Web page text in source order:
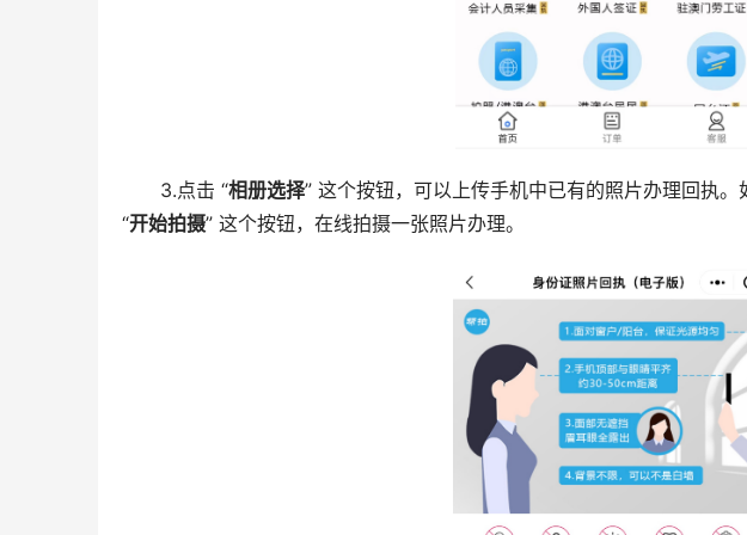
3.点击 “相册选择” 这个按钮，可以上传手机中已有的照片办理回执
“开始拍摄” 这个按钮，在线拍摄一张照片办理。